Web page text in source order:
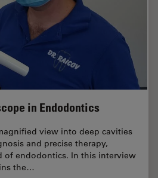
in Endodontics
view into deep cavities
and precise therapy,
of endodontics. In this interview
the…